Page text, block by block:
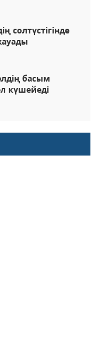
солтүстігінде
басым
күшейеді